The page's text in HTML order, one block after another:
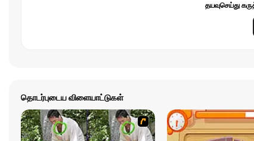
தயவுசெய்து
தொடர்புடைய விளையாட்டுகள்